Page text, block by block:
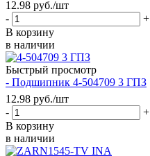
12.98 руб./шт
-
+
В корзину
в наличии
Быстрый просмотр
- Подшипник 4-504709 3 ГПЗ
12.98 руб./шт
-
+
В корзину
в наличии